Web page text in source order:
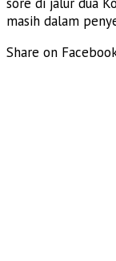
masih dalam
Share on